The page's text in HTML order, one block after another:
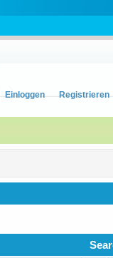
Einloggen Registrieren